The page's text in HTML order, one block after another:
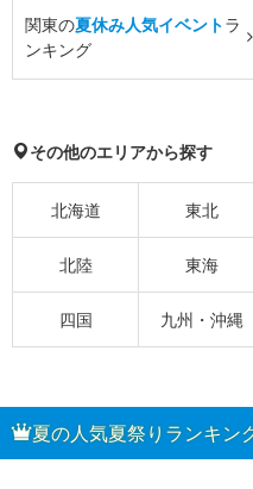
関東の夏休み人気イベントラ
ンキング
その他のエリアから探す
北海道 東北
北陸 東海
四国 九州・沖縄
夏の人気夏祭りランキン